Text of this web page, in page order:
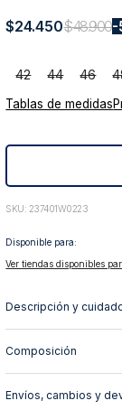
$24.450$48.900
42 44 46
Tablas de medidas
: 237401W0223
Disponible para:
Ver tiendas disponibles
Descripción y
Composición
Envíos, cambios y
5.
jeans
9.
poleron